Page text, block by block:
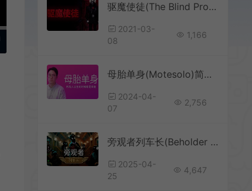
驱魔使徒(The Blind Prophet)点击冒险解谜游戏|中文|攻略|视频|评测|免费下载
2021-03-
08
1,166
母胎单身(Motesolo)简中|PC|AVG|交互式电影恋爱游戏
2024-04-
07
2,756
旁观者列车长(Beholder Conductor)反乌托邦模拟解谜游戏|下载
2025-04-
25
4,647